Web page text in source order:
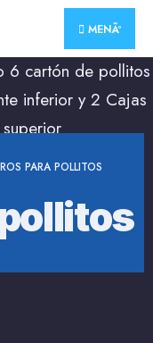
MENÃº
PARA POLLITOS